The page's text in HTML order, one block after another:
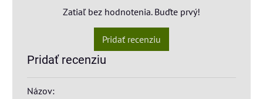
Zatiaľ bez hodnotenia. Buďte prvý!
Pridať recenziu
Pridať recenziu
Názov: